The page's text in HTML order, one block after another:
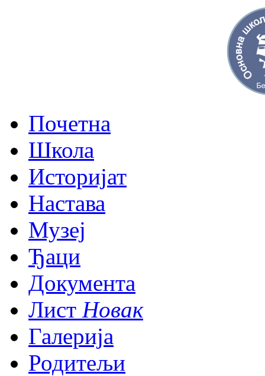
Почетна
Школа
Историјат
Настава
Музеј
Ђаци
Документа
Лист Новак
Галерија
Родитељи